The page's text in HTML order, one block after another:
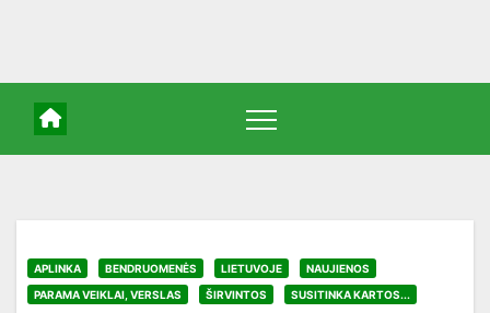
APLINKA BENDRUOMENĖS LIETUVOJE
NAUJIENOS
PARAMA VEIKLAI, VERSLAS
ŠIRVINTOS SUSITINKA KARTOS...